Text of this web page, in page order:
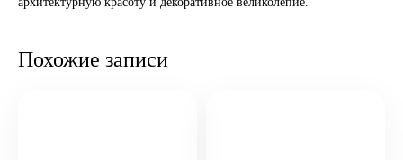
Похожие записи